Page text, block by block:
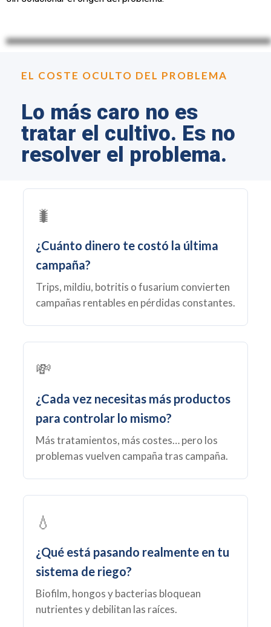
EL COSTE OCULTO DEL PROBLEMA
Lo más caro no es
tratar el cultivo. Es no
resolver el problema.
🐛
¿Cuánto dinero te costó la última
campaña?
Trips, mildiu, botritis o fusarium convierten
campañas rentables en pérdidas constantes.
💸
¿Cada vez necesitas más productos
para controlar lo mismo?
Más tratamientos, más costes… pero los
problemas vuelven campaña tras campaña.
💧
¿Qué está pasando realmente en tu
sistema de riego?
Biofilm, hongos y bacterias bloquean
nutrientes y debilitan las raíces.